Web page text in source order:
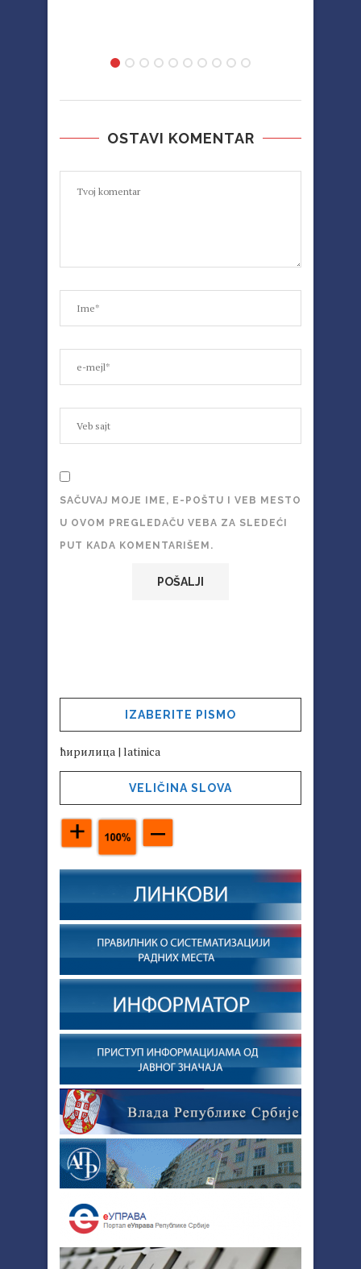
OSTAVI KOMENTAR
SAČUVAJ MOJE IME, E-POŠTU I VEB MESTO
U OVOM PREGLEDAČU VEBA ZA SLEDEĆI
PUT KADA KOMENTARIŠEM.
IZABERITE PISMO
ћирилица | latinica
VELIČINA SLOVA